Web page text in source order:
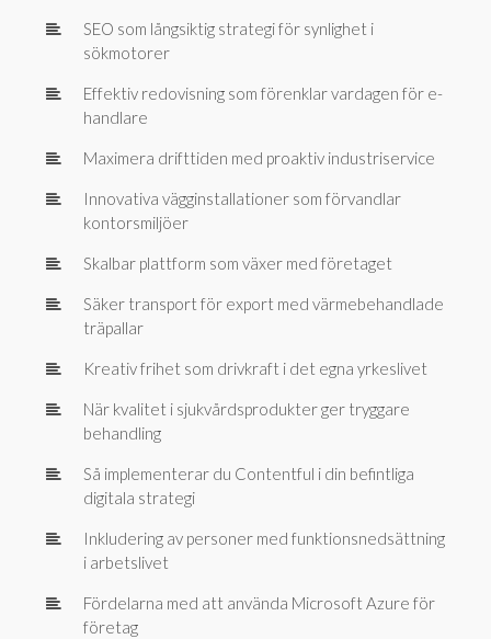
SEO som långsiktig strategi för synlighet i
sökmotorer
Effektiv redovisning som förenklar vardagen för e-
handlare
Maximera drifttiden med proaktiv industriservice
Innovativa vägginstallationer som förvandlar
kontorsmiljöer
Skalbar plattform som växer med företaget
Säker transport för export med värmebehandlade
träpallar
Kreativ frihet som drivkraft i det egna yrkeslivet
När kvalitet i sjukvårdsprodukter ger tryggare
behandling
Så implementerar du Contentful i din befintliga
digitala strategi
Inkludering av personer med funktionsnedsättning
i arbetslivet
Fördelarna med att använda Microsoft Azure för
företag